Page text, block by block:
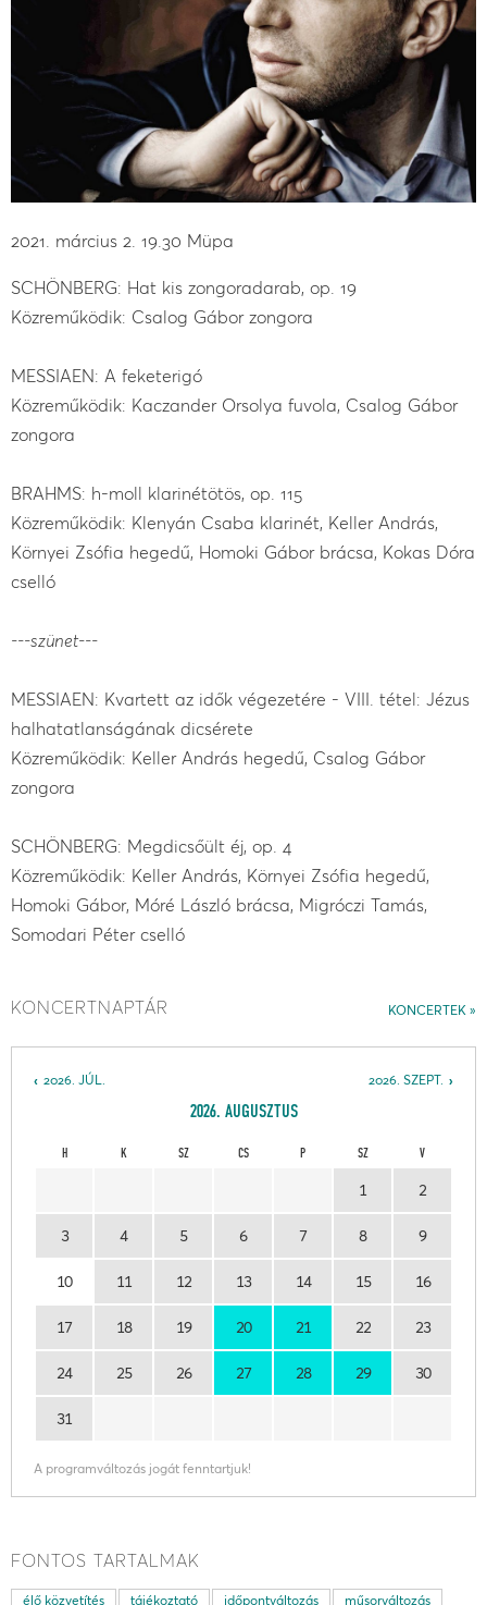
2021. március 2. 19.30 Müpa
SCHÖNBERG: Hat kis zongoradarab, op. 19
Közreműködik: Csalog Gábor zongora
MESSIAEN: A feketerigó
Közreműködik: Kaczander Orsolya fuvola, Csalog Gábor
zongora
BRAHMS: h-moll klarinétötös, op. 115
Közreműködik: Klenyán Csaba klarinét, Keller András,
Környei Zsófia hegedű, Homoki Gábor brácsa, Kokas Dóra
cselló
---szünet---
MESSIAEN: Kvartett az idők végezetére - VIII. tétel: Jézus
halhatatlanságának dicsérete
Közreműködik: Keller András hegedű, Csalog Gábor
zongora
SCHÖNBERG: Megdicsőült éj, op. 4
Közreműködik: Keller András, Környei Zsófia hegedű,
Homoki Gábor, Móré László brácsa, Migróczi Tamás,
Somodari Péter cselló
KONCERTEK
KONCERTNAPTÁR
2026. SZEPT.
2026. JÚL.
2026. AUGUSZTUS
H K SZ CS P SZ V
1 2
3 4 5 6 7 8 9
10 11 12 13 14 15 16
17 18 19 20 21 22 23
24 25 26 27 28 29 30
31
A programváltozás jogát fenntartjuk!
FONTOS TARTALMAK
élő közvetítés tájékoztató időpontváltozás műsorváltozás